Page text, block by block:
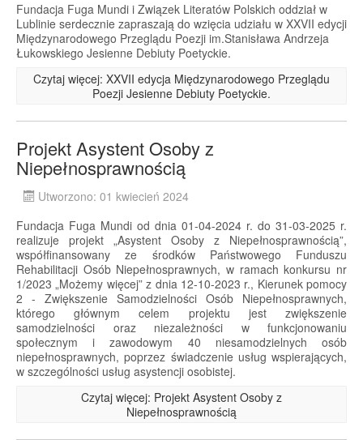
Fundacja Fuga Mundi i Związek Literatów Polskich oddział w
Lublinie serdecznie zapraszają do wzięcia udziału w XXVII edycji
Międzynarodowego Przeglądu Poezji im.Stanisława Andrzeja
Łukowskiego Jesienne Debiuty Poetyckie.
Czytaj więcej: XXVII edycja Międzynarodowego Przeglądu
Poezji Jesienne Debiuty Poetyckie.
Projekt Asystent Osoby z
Niepełnosprawnością
Utworzono: 01 kwiecień 2024
Fundacja Fuga Mundi od dnia 01-04-2024 r. do 31-03-2025 r.
realizuje projekt „Asystent Osoby z Niepełnosprawnością”,
współfinansowany ze środków Państwowego Funduszu
Rehabilitacji Osób Niepełnosprawnych, w ramach konkursu nr
1/2023 „Możemy więcej” z dnia 12-10-2023 r., Kierunek pomocy
2 - Zwiększenie Samodzielności Osób Niepełnosprawnych,
którego głównym celem projektu jest zwiększenie
samodzielności oraz niezależności w funkcjonowaniu
społecznym i zawodowym 40 niesamodzielnych osób
niepełnosprawnych, poprzez świadczenie usług wspierających,
w szczególności usług asystencji osobistej.
Czytaj więcej: Projekt Asystent Osoby z
Niepełnosprawnością